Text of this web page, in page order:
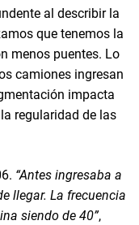
al describir la
que tenemos la
menos puentes. Lo
camiones ingresan
impacta
regularidad de las
“Antes ingresaba a
llegar. La frecuencia
siendo de 40”,